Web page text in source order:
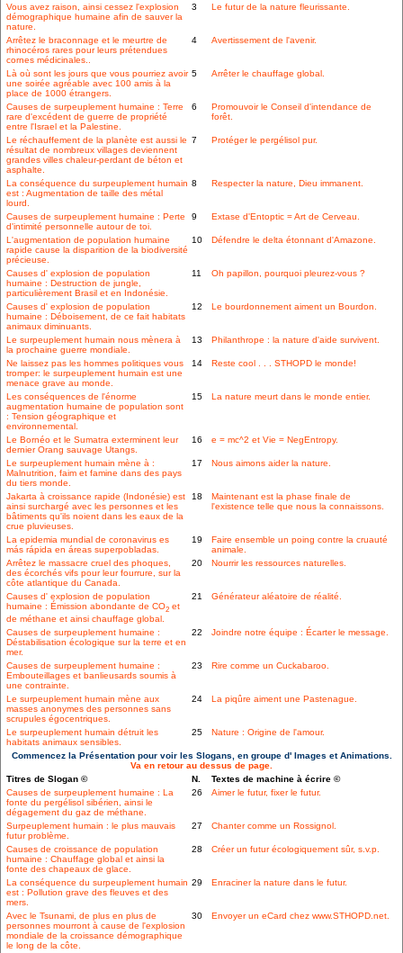
Vous avez raison, ainsi cessez l'explosion
démographique humaine afin de sauver la
nature.
3 Le futur de la nature fleurissante.
Arrêtez le braconnage et le meurtre de
rhinocéros rares pour leurs prétendues
cornes médicinales..
4 Avertissement de l'avenir.
Là où sont les jours que vous pourriez avoir
une soirée agréable avec 100 amis à la
place de 1000 étrangers.
5 Arrêter le chauffage global.
Causes de surpeuplement humaine : Terre
rare d'excédent de guerre de propriété
entre l'Israel et la Palestine.
6
Promouvoir le Conseil d'intendance de
forêt.
Le réchauffement de la planète est aussi le
résultat de nombreux villages deviennent
grandes villes chaleur-perdant de béton et
asphalte.
7 Protéger le pergélisol pur.
La conséquence du surpeuplement humain
est : Augmentation de taille des métal
lourd.
8 Respecter la nature, Dieu immanent.
Causes de surpeuplement humaine : Perte
d'intimité personnelle autour de toi.
9 Extase d'Entoptic = Art de Cerveau.
L'augmentation de population humaine
rapide cause la disparition de la biodiversité
précieuse.
10 Défendre le delta étonnant d'Amazone.
Causes d' explosion de population
humaine : Destruction de jungle,
particulièrement Brasil et en Indonésie.
11 Oh papillon, pourquoi pleurez-vous ?
Causes d' explosion de population
humaine : Déboisement, de ce fait habitats
animaux diminuants.
12 Le bourdonnement aiment un Bourdon.
Le surpeuplement humain nous mènera à
la prochaine guerre mondiale.
13 Philanthrope : la nature d'aide survivent.
Ne laissez pas les hommes politiques vous
tromper: le surpeuplement humain est une
menace grave au monde.
14 Reste cool . . . STHOPD le monde!
Les conséquences de l'énorme
augmentation humaine de population sont
: Tension géographique et
environnemental.
15 La nature meurt dans le monde entier.
Le Bornéo et le Sumatra exterminent leur
dernier Orang sauvage Utangs.
16 e = mc^2 et Vie = NegEntropy.
Le surpeuplement humain mène à :
Malnutrition, faim et famine dans des pays
du tiers monde.
17 Nous aimons aider la nature.
Jakarta à croissance rapide (Indonésie) est
ainsi surchargé avec les personnes et les
bâtiments qu'ils noient dans les eaux de la
crue pluvieuses.
18
Maintenant est la phase finale de
l'existence telle que nous la connaissons.
La epidemia mundial de coronavirus es
más rápida en áreas superpobladas.
19
Faire ensemble un poing contre la cruauté
animale.
Arrêtez le massacre cruel des phoques,
des écorchés vifs pour leur fourrure, sur la
côte atlantique du Canada.
20 Nourrir les ressources naturelles.
Causes d' explosion de population
humaine : Émission abondante de CO2 et
de méthane et ainsi chauffage global.
21 Générateur aléatoire de réalité.
Causes de surpeuplement humaine :
Déstabilisation écologique sur la terre et en
mer.
22 Joindre notre équipe : Écarter le message.
Causes de surpeuplement humaine :
Embouteillages et banlieusards soumis à
une contrainte.
23 Rire comme un Cuckabaroo.
Le surpeuplement humain mène aux
masses anonymes des personnes sans
scrupules égocentriques.
24 La piqûre aiment une Pastenague.
Le surpeuplement humain détruit les
habitats animaux sensibles.
25 Nature : Origine de l'amour.
Commencez la Présentation pour voir les Slogans, en groupe d' Images et Animations.
Va en retour au dessus de page.
Titres de Slogan ©
N.
Textes de machine à écrire ©
Causes de surpeuplement humaine : La
fonte du pergélisol sibérien, ainsi le
dégagement du gaz de méthane.
26 Aimer le futur, fixer le futur.
Surpeuplement humain : le plus mauvais
futur problème.
27 Chanter comme un Rossignol.
Causes de croissance de population
humaine : Chauffage global et ainsi la
fonte des chapeaux de glace.
28 Créer un futur écologiquement sûr, s.v.p.
La conséquence du surpeuplement humain
est : Pollution grave des fleuves et des
mers.
29 Enraciner la nature dans le futur.
Avec le Tsunami, de plus en plus de
personnes mourront à cause de l'explosion
mondiale de la croissance démographique
le long de la côte.
30 Envoyer un eCard chez www.STHOPD.net.